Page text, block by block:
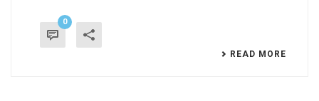
0
READ MORE